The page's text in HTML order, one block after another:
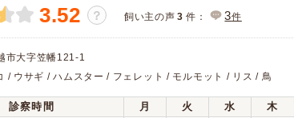
3.52 ？ 飼い主の声 3 件： 3件
市大字笠幡121-1
/ ウサギ / ハムスター / フェレット / モルモット / リス / 鳥
診察時間 月 火 水 木